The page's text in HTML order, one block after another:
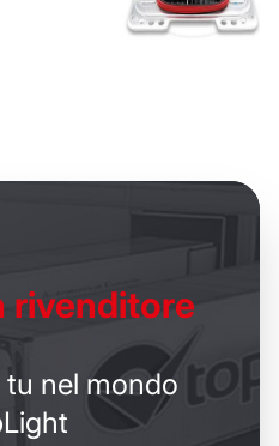
rivenditore
tu nel mondo